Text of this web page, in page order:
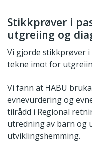
Stikkprøver i
utgreiing og
Vi gjorde stikkprøver
tekne imot for
Vi fann at HABU
evnevurdering og
tilrådd i Regional
utredning av barn og
utviklingshemming.